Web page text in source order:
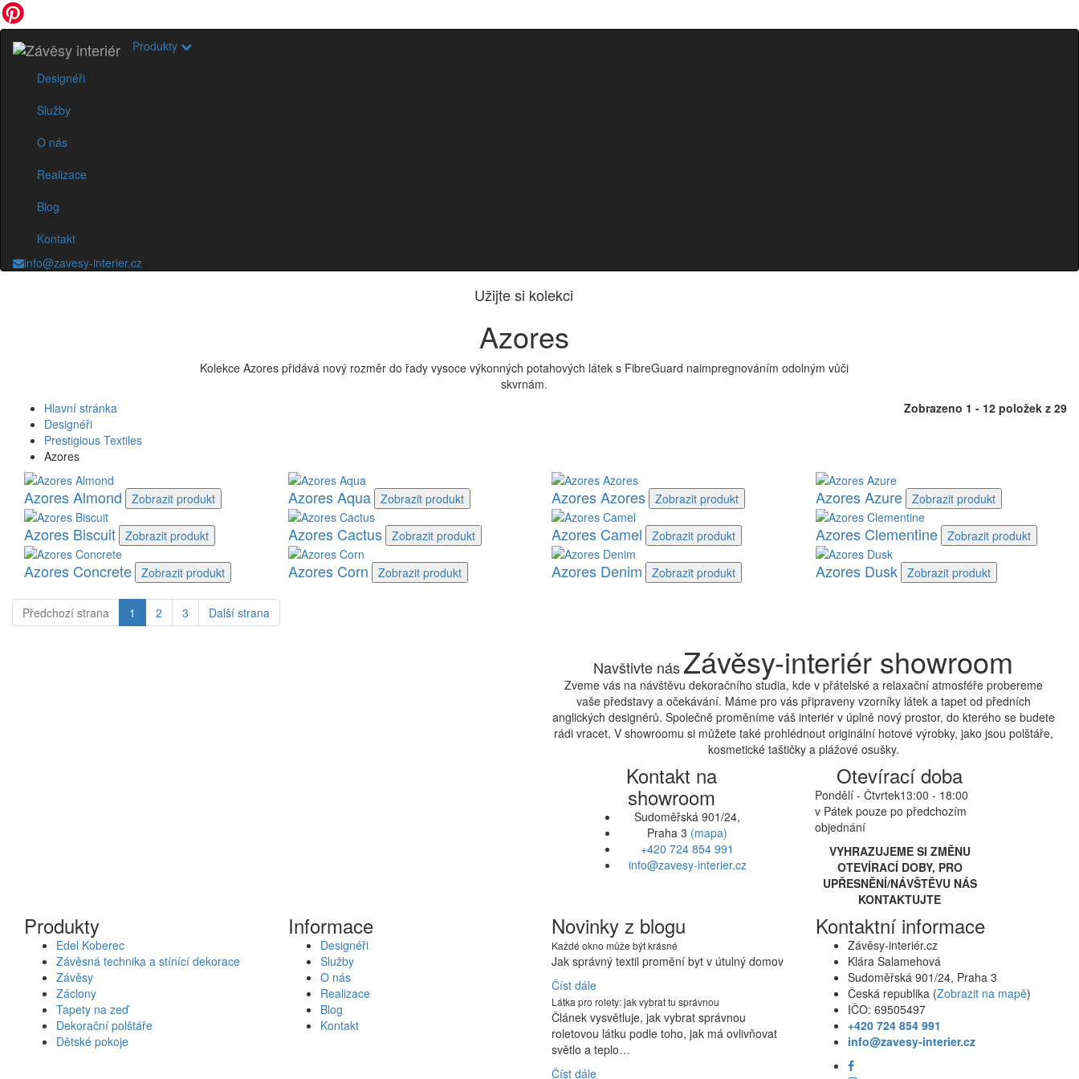
Produkty
Designéři
Služby
O nás
Realizace
Blog
Kontakt
info@zavesy-interier.cz
Užijte si kolekci
Azores
Kolekce Azores přidává nový rozměr do řady vysoce výkonných potahových látek s FibreGuard naimpregnováním odolným vůči
skvrnám.
Hlavní stránka
Designéři
Prestigious Textiles
Azores
Zobrazeno 1 - 12 položek z 29
Azores Almond Zobrazit produkt Azores Aqua Zobrazit produkt Azores Azores Zobrazit produkt Azores Azure Zobrazit produkt
Azores Biscuit Zobrazit produkt Azores Cactus Zobrazit produkt Azores Camel Zobrazit produkt Azores Clementine Zobrazit produkt
Azores Concrete Zobrazit produkt Azores Corn Zobrazit produkt Azores Denim Zobrazit produkt Azores Dusk Zobrazit produkt
Předchozí strana 1 2 3 Další strana
Navštivte násZávěsy-interiér showroom
Zveme vás na návštěvu dekoračního studia, kde v přátelské a relaxační atmosféře probereme
vaše představy a očekávání. Máme pro vás připraveny vzorníky látek a tapet od předních
anglických designérů. Společně proměníme váš interiér v úplně nový prostor, do kterého se budete
rádi vracet. V showroomu si můžete také prohlédnout originální hotové výrobky, jako jsou polštáře,
kosmetické taštičky a plážové osušky.
Kontakt na
showroom
Sudoměřská 901/24,
Praha 3 (mapa)
+420 724 854 991
info@zavesy-interier.cz
Otevírací doba
Pondělí - Čtvrtek13:00 - 18:00
v Pátek pouze po předchozím
objednání
VYHRAZUJEME SI ZMĚNU
OTEVÍRACÍ DOBY, PRO
UPŘESNĚNÍ/NÁVŠTĚVU NÁS
KONTAKTUJTE
Produkty
Edel Koberec
Závěsná technika a stínící dekorace
Závěsy
Záclony
Tapety na zeď
Dekorační polštáře
Dětské pokoje
Informace
Designéři
Služby
O nás
Realizace
Blog
Kontakt
Novinky z blogu
Každé okno může být krásné
Jak správný textil promění byt v útulný domov
Číst dále
Látka pro rolety: jak vybrat tu správnou
Článek vysvětluje, jak vybrat správnou
roletovou látku podle toho, jak má ovlivňovat
světlo a teplo…
Číst dále
Kontaktní informace
Závěsy-interiér.cz
Klára Salamehová
Sudoměřská 901/24, Praha 3
Česká republika (Zobrazit na mapě)
IČO: 69505497
+420 724 854 991
info@zavesy-interier.cz